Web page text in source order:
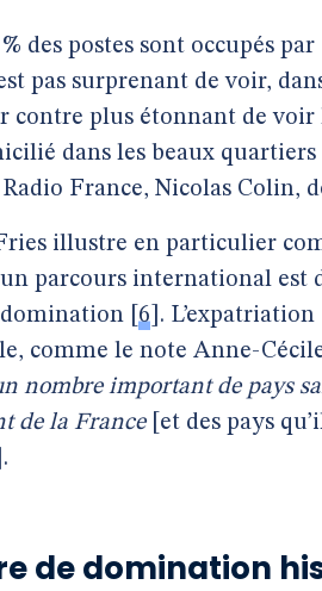
des postes sont occupés
pas surprenant de voir,
contre plus étonnant de voir
dans les beaux
France, Nicolas Colin,
illustre en particulier
parcours international est
6 .
comme le note Anne-
nombre important de pays
de la France [et des pays
.
de domination